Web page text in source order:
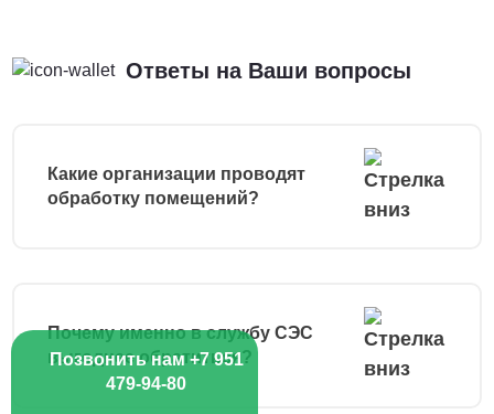
Ответы на Ваши вопросы
Какие организации проводят
обработку помещений?
Почему именно в службу СЭС
выгоднее обратиться?
Позвонить нам +7 951
479-94-80